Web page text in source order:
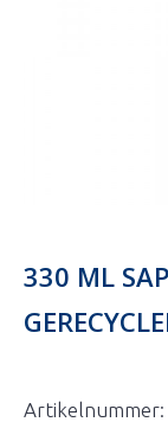
330 ML
Artikelnummer: